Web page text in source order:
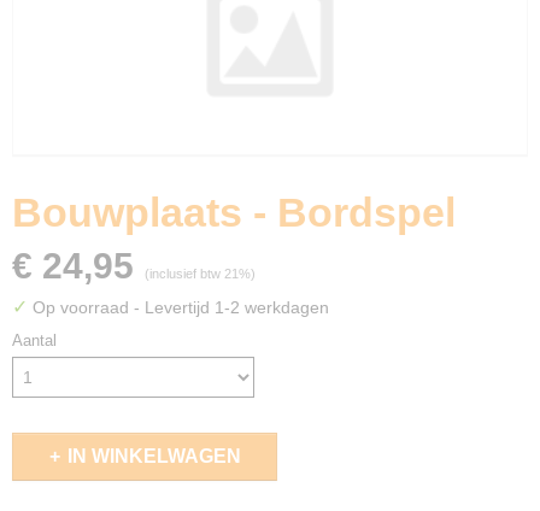
Bouwplaats - Bordspel
€ 24,95 (inclusief btw 21%)
✓ Op voorraad - Levertijd 1-2 werkdagen
Aantal
IN WINKELWAGEN